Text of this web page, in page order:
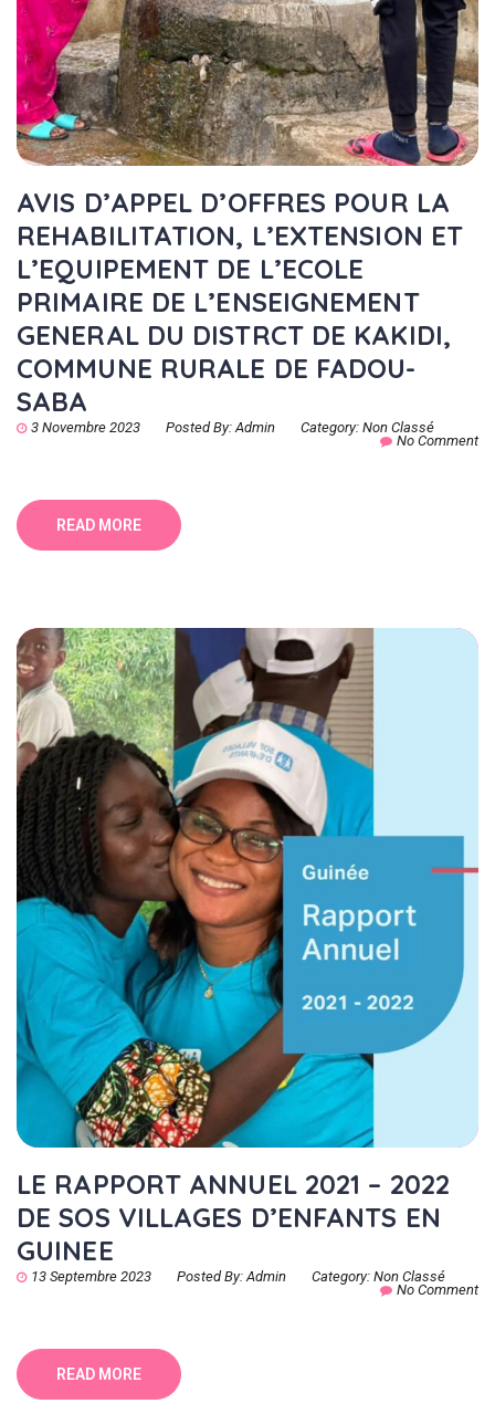
AVIS D’APPEL D’OFFRES POUR LA
REHABILITATION, L’EXTENSION ET
L’EQUIPEMENT DE L’ECOLE
PRIMAIRE DE L’ENSEIGNEMENT
GENERAL DU DISTRCT DE KAKIDI,
COMMUNE RURALE DE FADOU-
SABA
3 Novembre 2023 Posted By: Admin Category: Non Classé
No Comment
READ MORE
LE RAPPORT ANNUEL 2021 – 2022
DE SOS VILLAGES D’ENFANTS EN
GUINEE
13 Septembre 2023 Posted By: Admin Category: Non Classé
No Comment
READ MORE